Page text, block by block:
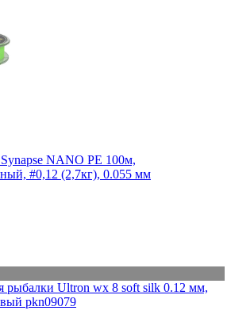
NANO PE 100м,
#0,12 (2,7кг), 0.055 мм